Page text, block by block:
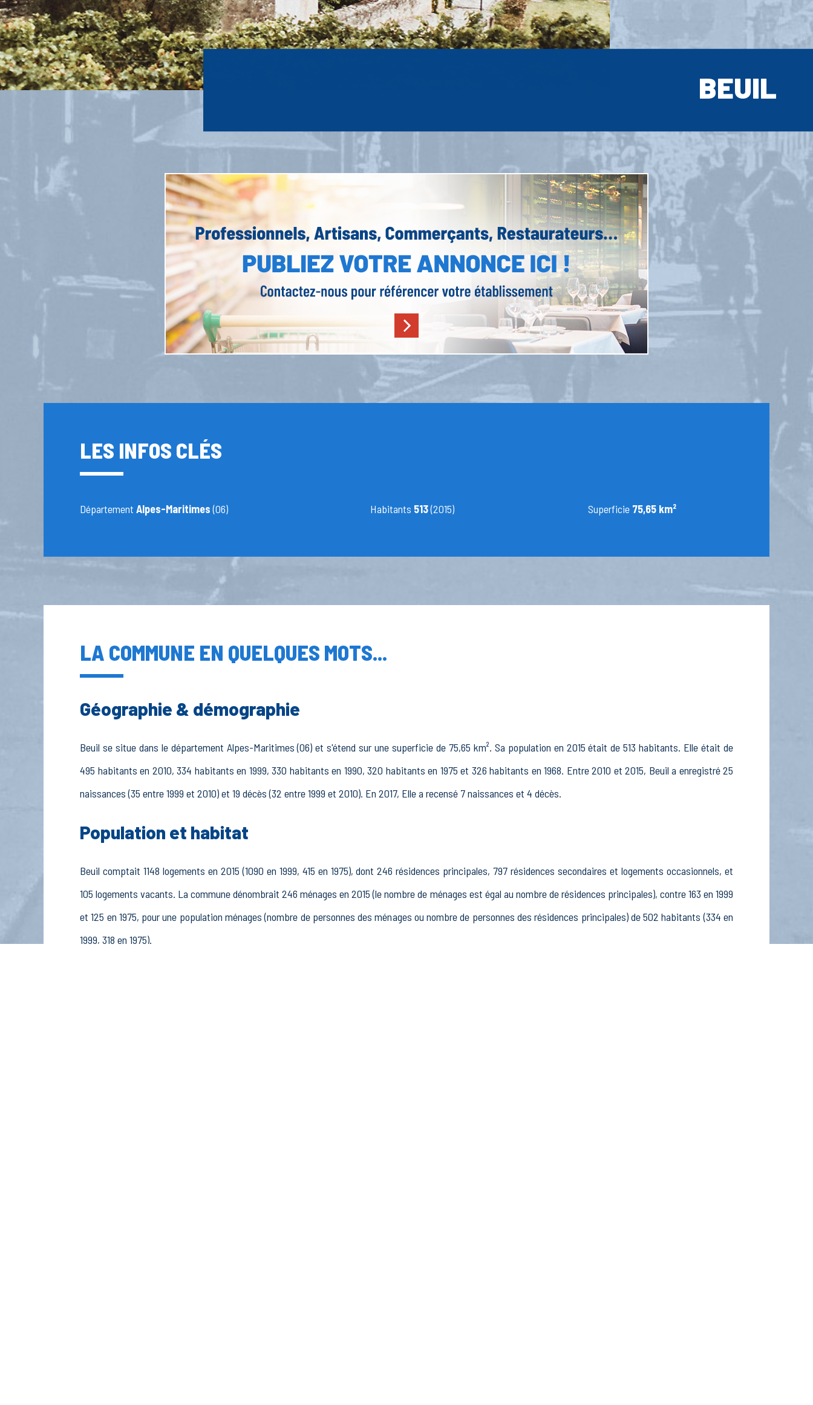
BEUIL
LES INFOS CLÉS
Département Alpes-Maritimes(06) Habitants 513(2015) Superficie 75,65 km²
LA COMMUNE EN QUELQUES MOTS...
Géographie & démographie
Beuil se situe dans le département Alpes-Maritimes (06) et s'étend sur une superficie de 75,65 km². Sa population en 2015 était de 513 habitants. Elle était de
495 habitants en 2010, 334 habitants en 1999, 330 habitants en 1990, 320 habitants en 1975 et 326 habitants en 1968. Entre 2010 et 2015, Beuil a enregistré 25
naissances (35 entre 1999 et 2010) et 19 décès (32 entre 1999 et 2010). En 2017, Elle a recensé 7 naissances et 4 décès.
Population et habitat
Beuil comptait 1148 logements en 2015 (1090 en 1999, 415 en 1975), dont 246 résidences principales, 797 résidences secondaires et logements occasionnels, et
105 logements vacants. La commune dénombrait 246 ménages en 2015 (le nombre de ménages est égal au nombre de résidences principales), contre 163 en 1999
et 125 en 1975, pour une population ménages (nombre de personnes des ménages ou nombre de personnes des résidences principales) de 502 habitants (334 en
1999, 318 en 1975).